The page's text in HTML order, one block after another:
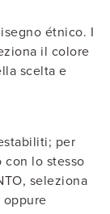
étnico. I
il colore
scelta e
per
con lo stesso
seleziona
oppure